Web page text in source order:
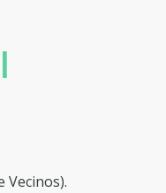
Vecinos).